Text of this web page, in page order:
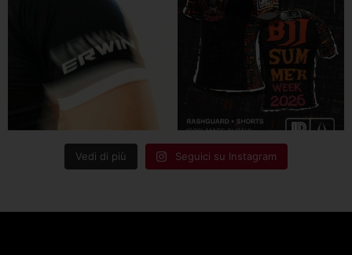
Vedi di più Seguici su Instagram